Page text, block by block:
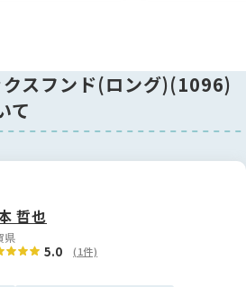
スフンド(ロング)(1096)
て
哲也
県
5.0 (1件)